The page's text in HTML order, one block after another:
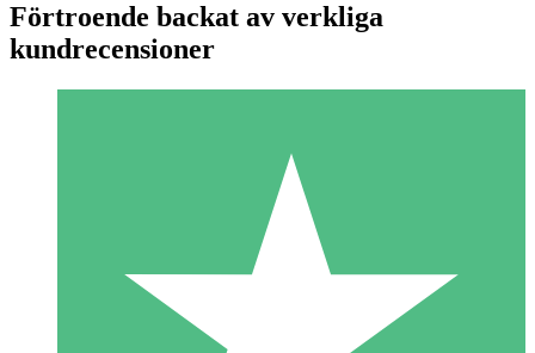
Individuella Kreditpaket
Betala per användning med nedladdningskrediter. Inget
Förtroende backat av verkliga
kundrecensioner